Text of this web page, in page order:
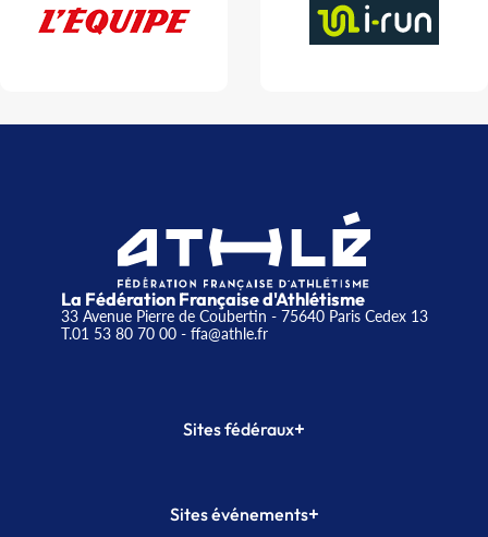
La Fédération Française d'Athlétisme
33 Avenue Pierre de Coubertin - 75640 Paris Cedex 13
T.01 53 80 70 00- ffa@athle.fr
Sites fédéraux+
Plateforme Formation
Sites événements+